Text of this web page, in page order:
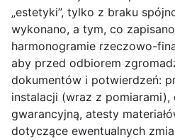
„estetyki”, tylko z braku
wykonano, a tym, co
harmonogramie rzeczowo-
aby przed odbiorem
dokumentów i potwierdzeń:
instalacji (wraz z pomiarami),
gwarancyjną, atesty
dotyczące ewentualnych